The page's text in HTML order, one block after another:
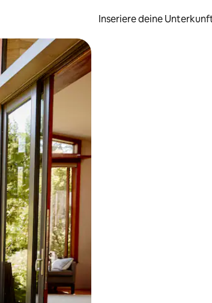
Inseriere deine
durch Berühren oder Wischgesten.